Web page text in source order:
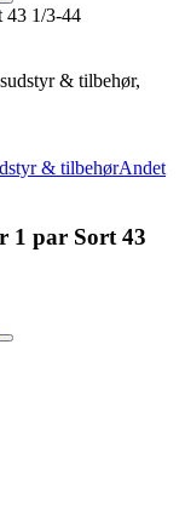
43 1/3-44
& tilbehør,
& tilbehørAndet
1 par Sort 43